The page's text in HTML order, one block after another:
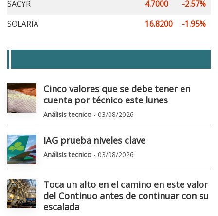
SACYR
4.7000
-2.57%
SOLARIA
16.8200 -1.95%
Cinco valores que se debe tener en
cuenta por técnico este lunes
Análisis tecnico - 03/08/2026
IAG prueba niveles clave
Análisis tecnico - 03/08/2026
Toca un alto en el camino en este valor
del Continuo antes de continuar con su
escalada